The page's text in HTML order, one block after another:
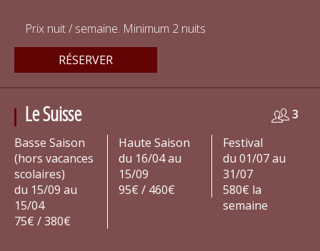
Prix nuit / semaine. Minimum 2 nuits
RÉSERVER
Le Suisse
3
Basse Saison
(hors vacances
scolaires)
du 15/09 au
15/04
75€ / 380€
Haute Saison
du 16/04 au
15/09
95€ / 460€
Festival
du 01/07 au
31/07
580€ la
semaine